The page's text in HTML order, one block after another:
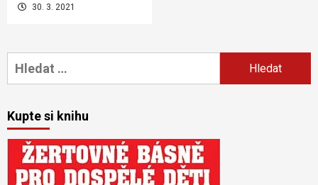
30. 3. 2021
Vyhledávání
Kupte si knihu